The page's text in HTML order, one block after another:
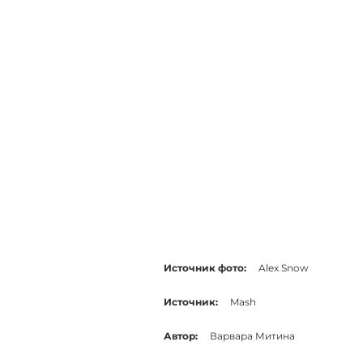
Источник фото: Alex Snow
Источник: Mash
Автор: Варвара Митина